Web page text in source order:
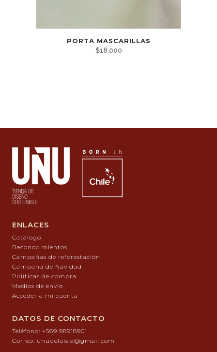
PORTA MASCARILLAS
$18.000
ENLACES
Catalogo
Reconocimientos
Campañas de reforestación
Campaña de Navidad
Políticas de compra
Medios de envío
Acceder a mi cuenta
DATOS DE CONTACTO
Teléfono: +569 98918901
Correo: unudelaisla@gmail.com